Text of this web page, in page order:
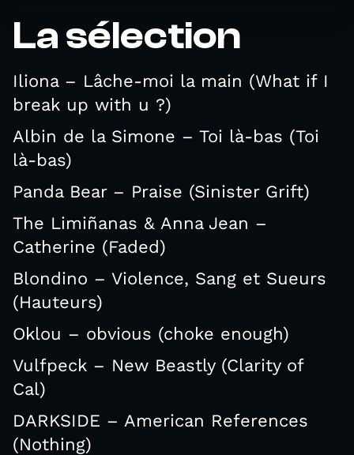
La sélection
Iliona – Lâche-moi la main (What if I
break up with u ?)
Albin de la Simone – Toi là-bas (Toi
là-bas)
Panda Bear – Praise (Sinister Grift)
The Limiñanas & Anna Jean –
Catherine (Faded)
Blondino – Violence, Sang et Sueurs
(Hauteurs)
Oklou – obvious (choke enough)
Vulfpeck – New Beastly (Clarity of
Cal)
DARKSIDE – American References
(Nothing)